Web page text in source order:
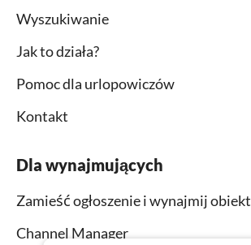
Wyszukiwanie
Jak to działa?
Pomoc dla urlopowiczów
Kontakt
Dla wynajmujących
Zamieść ogłoszenie i wynajmij obiekt
Channel Manager